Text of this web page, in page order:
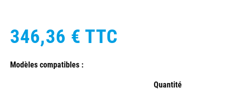
346,36 € TTC
Modèles compatibles :
Quantité